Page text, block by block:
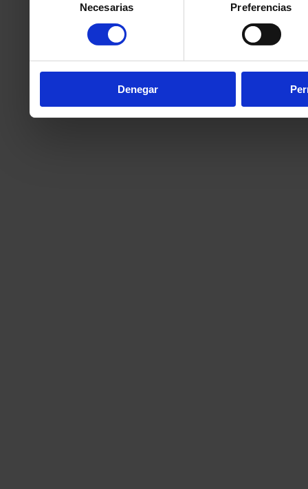
que les haya
partir del uso que haya
consentimiento
Necesarias Preferencias
Denegar